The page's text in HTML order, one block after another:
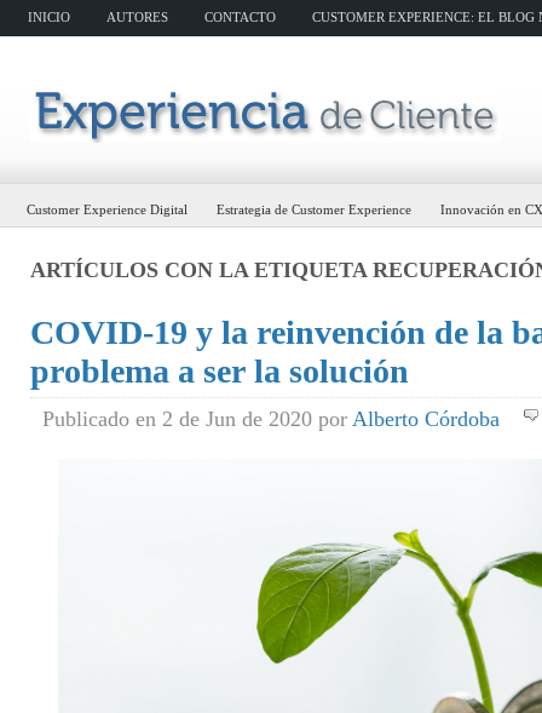
INICIO AUTORES CONTACTO CUSTOMER EXPERIENCE: EL
Customer Experience Digital Estrategia de Customer Experience Innovación en CX
ARTÍCULOS CON LA ETIQUETA
COVID-19 y la reinvención de la
problema a ser la solución
Publicado en 2 de Jun de 2020 por Alberto Córdoba